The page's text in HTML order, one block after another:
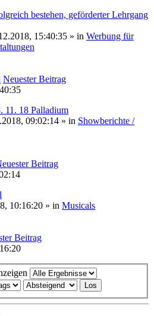
bestehen, geförderter Lehrgang
15:40:35 » in Werbung für
Neuester Beitrag
11. 18 Palladium
09:02:14 » in Showberichte /
Beitrag
10:16:20 » in Musicals
Beitrag